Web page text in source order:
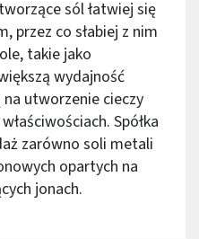
sól łatwiej się
przez co słabiej z nim
takie jako
wydajność
utworzenie cieczy
Spółka
zarówno soli metali
opartych na
jonach.